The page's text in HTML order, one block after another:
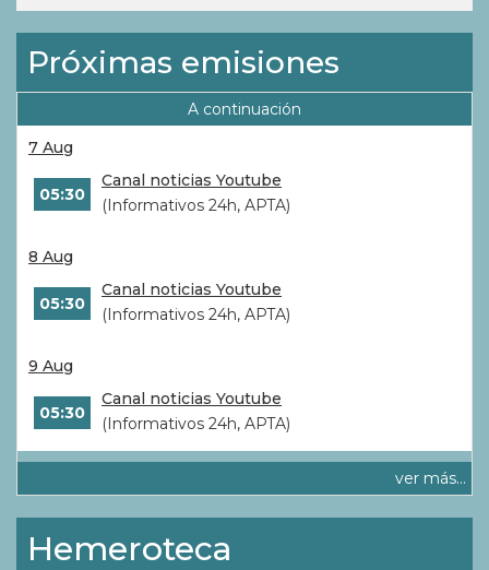
Próximas emisiones
A continuación
7 Aug
05:30
Canal noticias Youtube
(Informativos 24h, APTA)
8 Aug
05:30
Canal noticias Youtube
(Informativos 24h, APTA)
9 Aug
05:30
Canal noticias Youtube
(Informativos 24h, APTA)
ver más...
Hemeroteca